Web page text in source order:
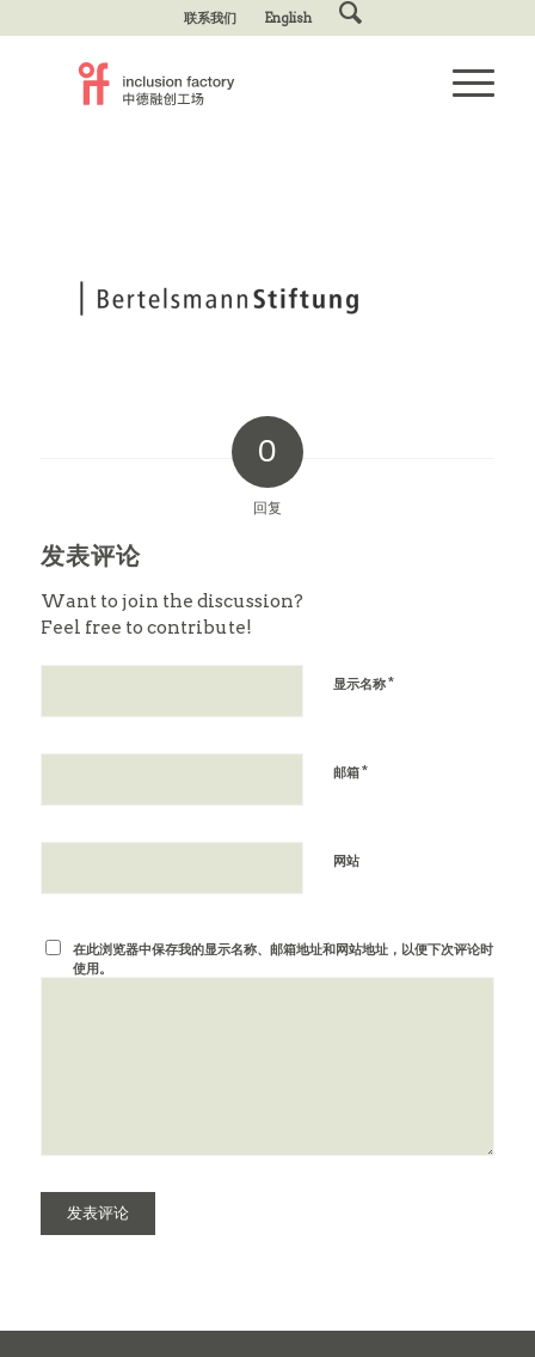
联系我们 English
0
回复
发表评论
Want to join the discussion?
Feel free to contribute!
显示名称*
邮箱*
网站
在此浏览器中保存我的显示名称、邮箱地址和网站地址，以便下次评论时
使用。